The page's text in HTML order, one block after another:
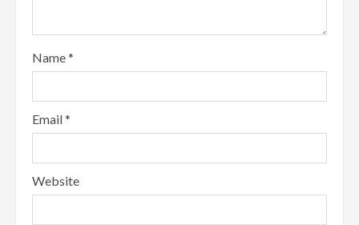
Name*
Email*
Website